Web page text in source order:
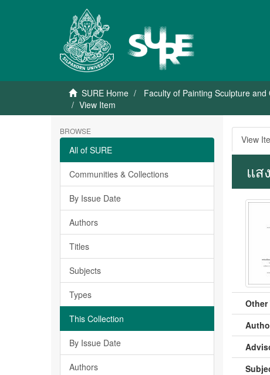
SURE Home Faculty of Painting Sculpture and
View Item
BROWSE
All of SURE
Communities & Collections
By Issue Date
Authors
Titles
Subjects
Types
This Collection
By Issue Date
Authors
View
แส